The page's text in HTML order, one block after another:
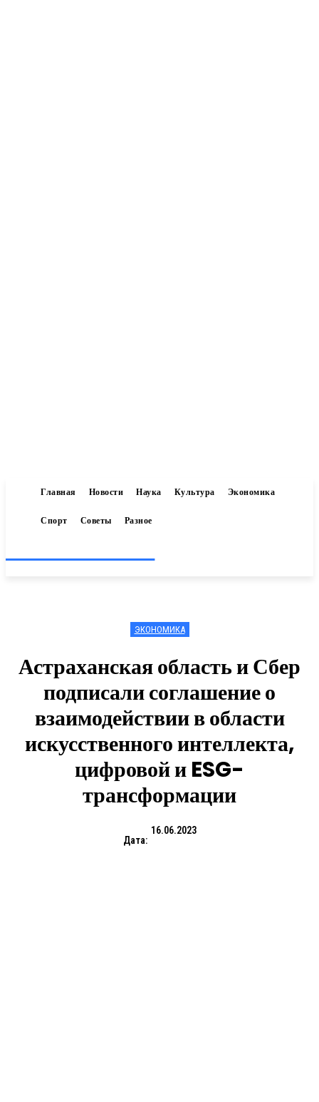
Главная Новости Наука Культура Экономика
Спорт Советы Разное
ЭКОНОМИКА
Астраханская область и Сбер
подписали соглашение о
взаимодействии в области
искусственного интеллекта,
цифровой и ESG-
трансформации
Дата:
16.06.2023